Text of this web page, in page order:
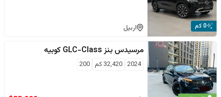
0 كم اربيل
مرسيدس بنز GLC-Class كوبيه
2024
32,420كم 200